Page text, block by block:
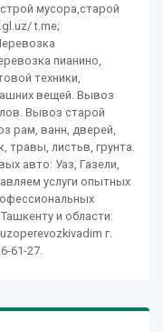
мусора,старой
t.me;
пианино,
техники,
вещей. Вывоз
Вывоз старой
рам, ванн, дверей,
травы, листьв, грунта.
авто: Уаз, Газели,
услуги опытных
и области:
г.
61-27.